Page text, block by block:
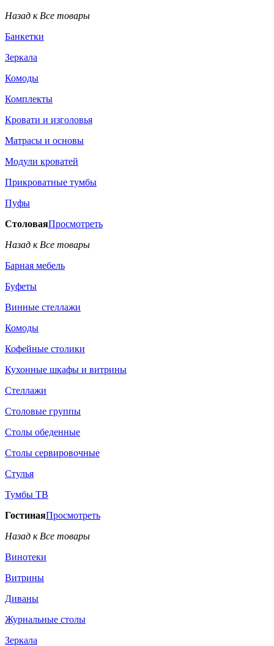
Назад к Все товары
Банкетки
Зеркала
Комоды
Комплекты
Кровати и изголовья
Матрасы и основы
Модули кроватей
Прикроватные тумбы
Пуфы
СтоловаяПросмотреть
Назад к Все товары
Барная мебель
Буфеты
Винные стеллажи
Комоды
Кофейные столики
Кухонные шкафы и витрины
Стеллажи
Столовые группы
Столы обеденные
Столы сервировочные
Стулья
Тумбы ТВ
ГостинаяПросмотреть
Назад к Все товары
Винотеки
Витрины
Диваны
Журнальные столы
Зеркала